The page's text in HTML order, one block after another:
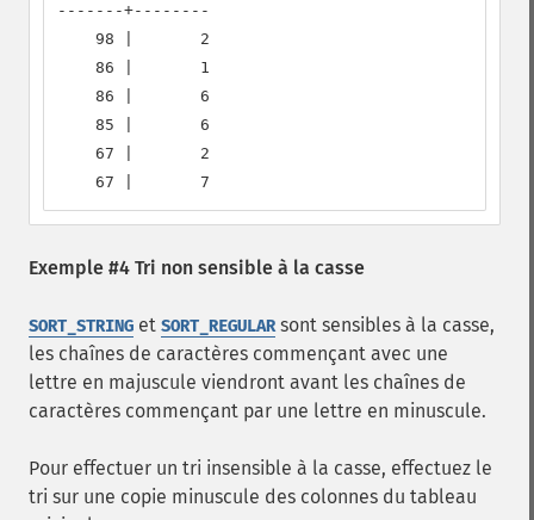
-------+--------
    98 |       2
    86 |       1
    86 |       6
    85 |       6
    67 |       2
    67 |       7
Exemple #4 Tri non sensible à la casse
SORT_STRING et SORT_REGULARsont sensibles à la casse,
les chaînes de caractères commençant avec une
lettre en majuscule viendront avant les chaînes de
caractères commençant par une lettre en minuscule.
Pour effectuer un tri insensible à la casse, effectuez le
tri sur une copie minuscule des colonnes du tableau